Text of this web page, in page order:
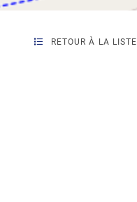
RETOUR À LA LISTE